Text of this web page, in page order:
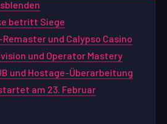
betritt Siege
und Calypso Casino
und Operator Mastery
und Hostage-Überarbeitung
am 23. Februar